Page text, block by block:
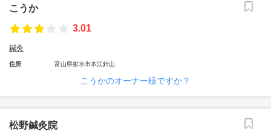
こうか
3.01
鍼灸
住所 富山県射水市本江針山
こうかのオーナー様ですか？
松野鍼灸院